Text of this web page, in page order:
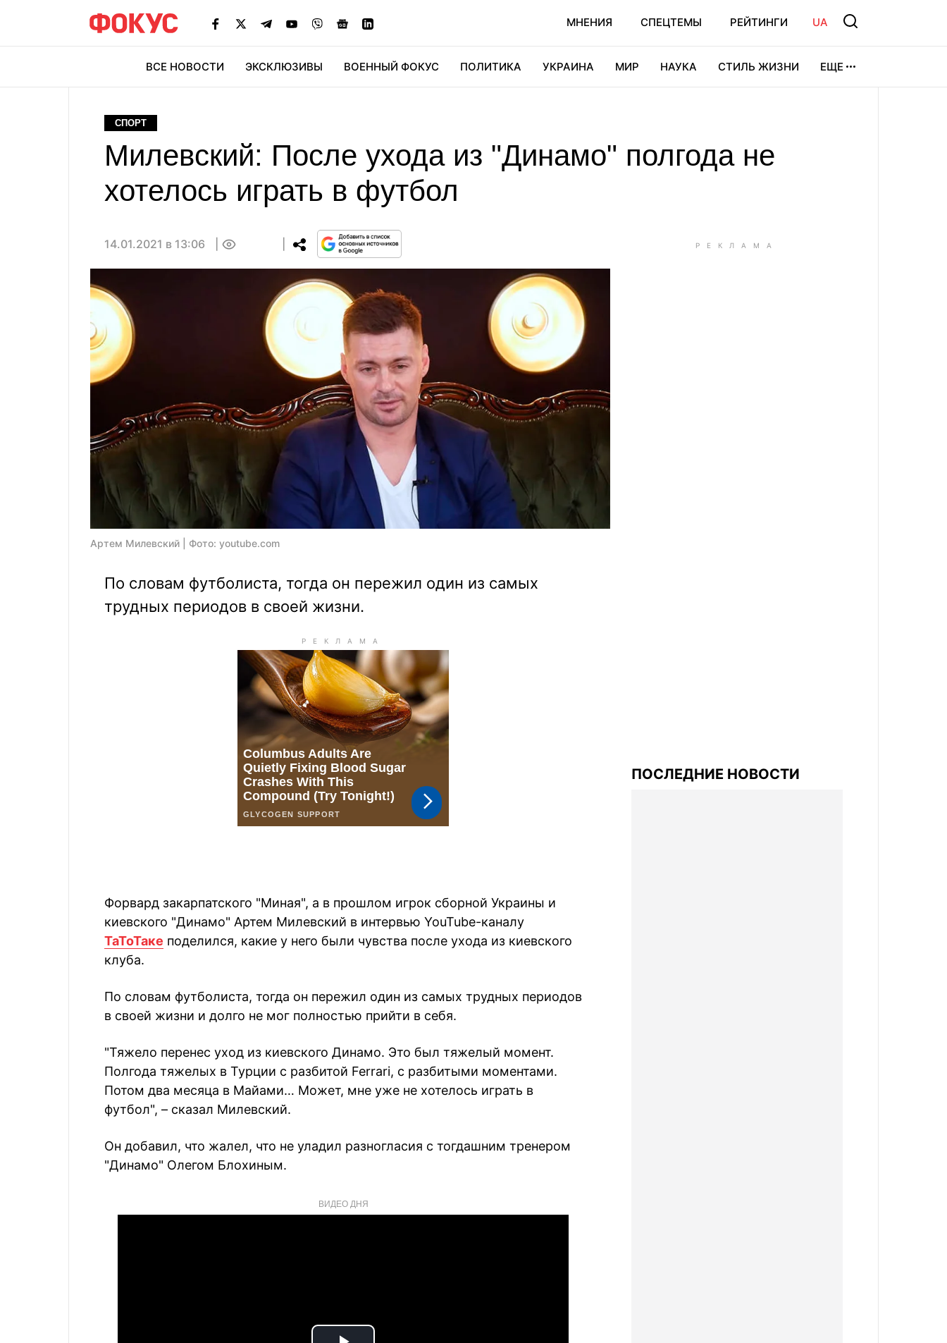
МНЕНИЯ СПЕЦТЕМЫ РЕЙТИНГИ UA
ВСЕ НОВОСТИ ЭКСКЛЮЗИВЫ ВОЕННЫЙ ФОКУС ПОЛИТИКА УКРАИНА МИР НАУКА СТИЛЬ ЖИЗНИ ЕЩЕ
СПОРТ
Милевский: После ухода из "Динамо" полгода не
хотелось играть в футбол
14.01.2021 в 13:06
Артем Милевский | Фото: youtube.com
По словам футболиста, тогда он пережил один из самых
трудных периодов в своей жизни.
Форвард закарпатского "Миная", а в прошлом игрок сборной Украины и
киевского "Динамо" Артем Милевский в интервью YouTube-каналу
ТаТоТаке поделился, какие у него были чувства после ухода из киевского
клуба.
По словам футболиста, тогда он пережил один из самых трудных периодов
в своей жизни и долго не мог полностью прийти в себя.
"Тяжело перенес уход из киевского Динамо. Это был тяжелый момент.
Полгода тяжелых в Турции с разбитой Ferrari, с разбитыми моментами.
Потом два месяца в Майами… Может, мне уже не хотелось играть в
футбол", – сказал Милевский.
Он добавил, что жалел, что не уладил разногласия с тогдашним тренером
"Динамо" Олегом Блохиным.
ВИДЕО ДНЯ
ПОСЛЕДНИЕ НОВОСТИ